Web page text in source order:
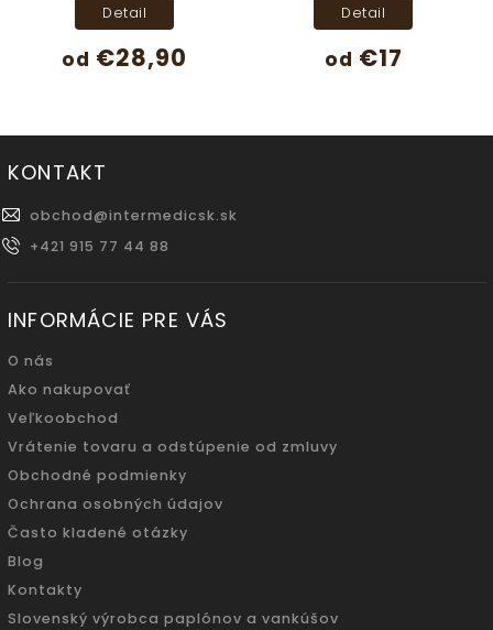
od €28,90
Detail
od €17
Detail
KONTAKT
obchod@intermedicsk.sk
+421 915 77 44 88
INFORMÁCIE PRE VÁS
O nás
Ako nakupovať
Veľkoobchod
Vrátenie tovaru a odstúpenie od zmluvy
Obchodné podmienky
Ochrana osobných údajov
Často kladené otázky
Blog
Kontakty
Slovenský výrobca paplónov a vankúšov